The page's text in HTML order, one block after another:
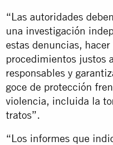
“Las autoridades
una investigación
estas denuncias,
procedimientos justos
responsables y
goce de protección
violencia, incluida la
tratos”.
“Los informes que